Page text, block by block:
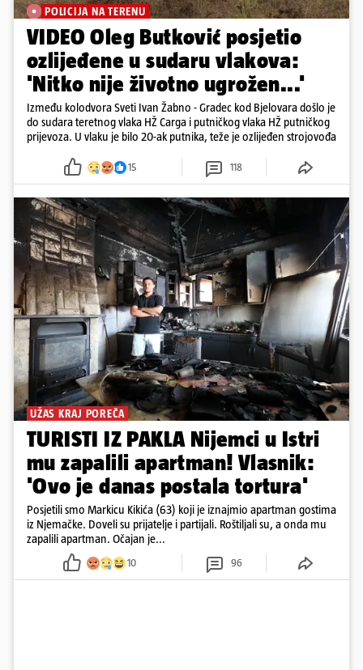
POLICIJA NA TERENU
VIDEO Oleg Butković posjetio
ozlijeđene u sudaru vlakova:
'Nitko nije životno ugrožen...'
Između kolodvora Sveti Ivan Žabno - Gradec kod Bjelovara došlo je
do sudara teretnog vlaka HŽ Carga i putničkog vlaka HŽ putničkog
prijevoza. U vlaku je bilo 20-ak putnika, teže je ozlijeđen strojovođa
15 118
UŽAS KRAJ POREČA
TURISTI IZ PAKLA Nijemci u Istri
mu zapalili apartman! Vlasnik:
'Ovo je danas postala tortura'
Posjetili smo Markicu Kikića (63) koji je iznajmio apartman gostima
iz Njemačke. Doveli su prijatelje i partijali. Roštiljali su, a onda mu
zapalili apartman. Očajan je...
10 96